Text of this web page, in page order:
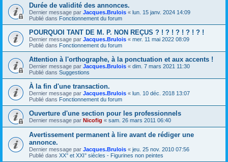
Durée de validité des annonces.
Dernier message par Jacques.Brulois « lun. 15 janv. 2024 14:09
Publié dans Fonctionnement du forum
POURQUOI TANT DE M. P. NON REÇUS ? ! ? ! ? ! ? ! ? !
Dernier message par Jacques.Brulois « mer. 11 mai 2022 08:09
Publié dans Fonctionnement du forum
Attention à l'orthographe, à la ponctuation et aux accents !
Dernier message par Jacques.Brulois « dim. 7 mars 2021 11:30
Publié dans Suggestions
À la fin d'une transaction.
Dernier message par Jacques.Brulois « lun. 10 déc. 2018 13:07
Publié dans Fonctionnement du forum
Ouverture d'une section pour les professionnels
Dernier message par Nicofig « sam. 26 mars 2011 06:40
Avertissement permanent à lire avant de rédiger une
annonce.
Dernier message par Jacques.Brulois « jeu. 25 nov. 2010 07:56
Publié dans XX° et XXI° siècles - Figurines non peintes